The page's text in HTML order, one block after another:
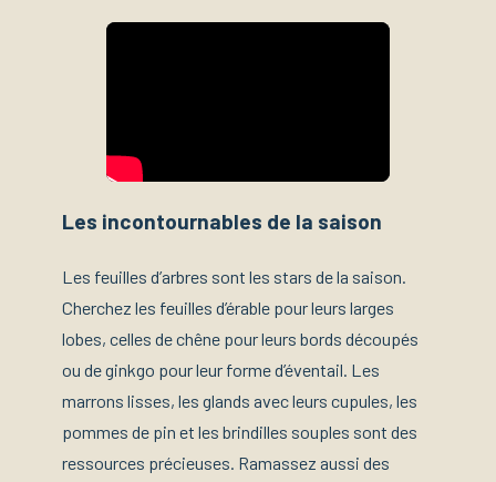
Les incontournables de la saison
Les feuilles d’arbres sont les stars de la saison.
Cherchez les feuilles d’érable pour leurs larges
lobes, celles de chêne pour leurs bords découpés
ou de ginkgo pour leur forme d’éventail. Les
marrons lisses, les glands avec leurs cupules, les
pommes de pin et les brindilles souples sont des
ressources précieuses. Ramassez aussi des